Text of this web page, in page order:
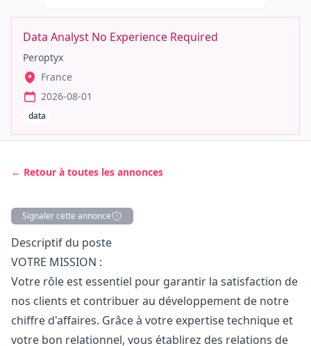
Data Analyst No Experience Required
Peroptyx
France
2026-08-01
data
← Retour à toutes les annonces
Signaler cette annonce
Description
Descriptif du poste
VOTRE MISSION :
Votre rôle est essentiel pour garantir la satisfaction de
nos clients et contribuer au développement de notre
chiffre d'affaires. Grâce à votre expertise technique et
votre bon relationnel, vous établirez des relations de